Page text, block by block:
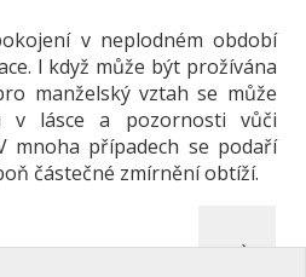
v neplodném období
I když může být prožívána
manželský vztah se může
lásce a pozornosti vůči
mnoha případech se podaří
částečné zmírnění obtíží.
→